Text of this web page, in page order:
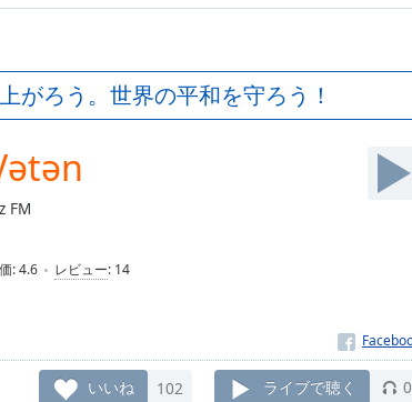
がろう。世界の平和を守ろう！
FM
:4.6 レビュー: 14
いいね 102 ライブで聴く 0